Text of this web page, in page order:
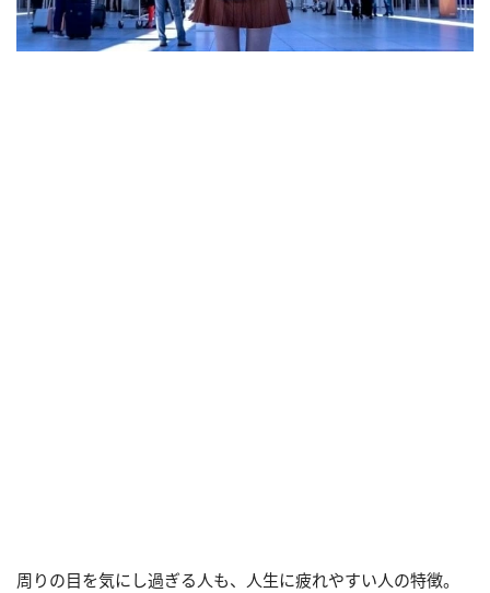
周りの目を気にし過ぎる人も、人生に疲れやすい人の特徴。